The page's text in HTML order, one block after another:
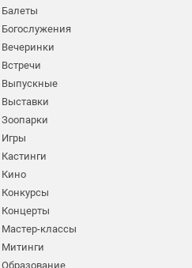
Балеты
Богослужения
Вечеринки
Встречи
Выпускные
Выставки
Зоопарки
Игры
Кастинги
Кино
Конкурсы
Концерты
Мастер-классы
Митинги
Образование